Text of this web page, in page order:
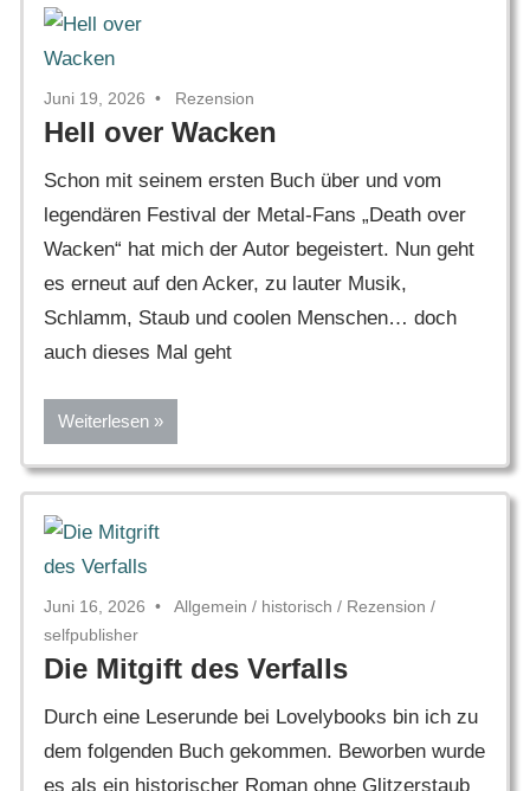
Juni 19, 2026 Rezension
Hell over Wacken
Schon mit seinem ersten Buch über und vom
legendären Festival der Metal-Fans „Death over
Wacken“ hat mich der Autor begeistert. Nun geht
es erneut auf den Acker, zu lauter Musik,
Schlamm, Staub und coolen Menschen… doch
auch dieses Mal geht
Weiterlesen
Juni 16, 2026 Allgemein / historisch / Rezension /
selfpublisher
Die Mitgift des Verfalls
Durch eine Leserunde bei Lovelybooks bin ich zu
dem folgenden Buch gekommen. Beworben wurde
es als ein historischer Roman ohne Glitzerstaub